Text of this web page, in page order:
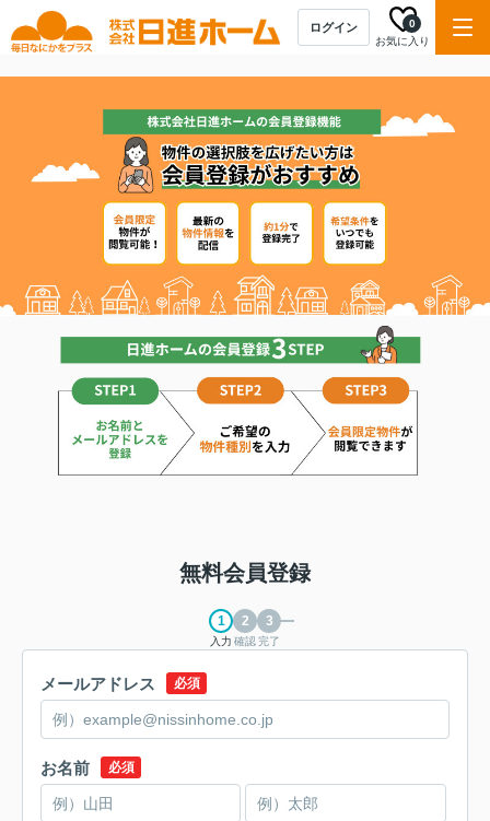
ログイン
お気に入り
0
無料会員登録
入力 確認完了
メールアドレス 必須
お名前 必須